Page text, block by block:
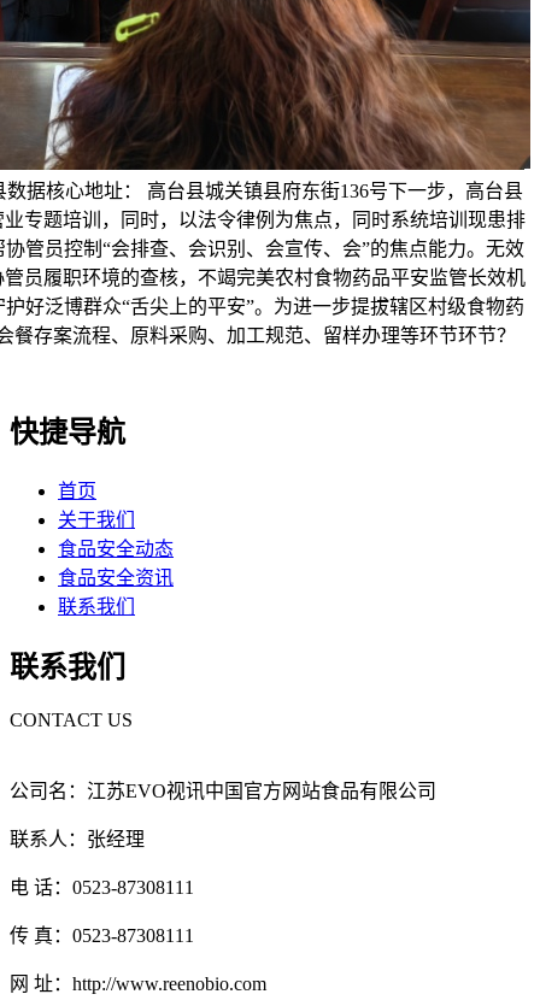
据核心地址： 高台县城关镇县府东街136号下一步，高台县
专题培训，同时，以法令律例为焦点，同时系统培训现患排
管员控制“会排查、会识别、会宣传、会”的焦点能力。无效
员履职环境的查核，不竭完美农村食物药品平安监管长效机
好泛博群众“舌尖上的平安”。为进一步提拔辖区村级食物药
存案流程、原料采购、加工规范、留样办理等环节环节？
快捷导航
首页
关于我们
食品安全动态
食品安全资讯
联系我们
联系我们
CONTACT US
公司名：江苏EVO视讯中国官方网站食品有限公司
联系人：张经理
电 话：0523-87308111
传 真：0523-87308111
网 址：http://www.reenobio.com